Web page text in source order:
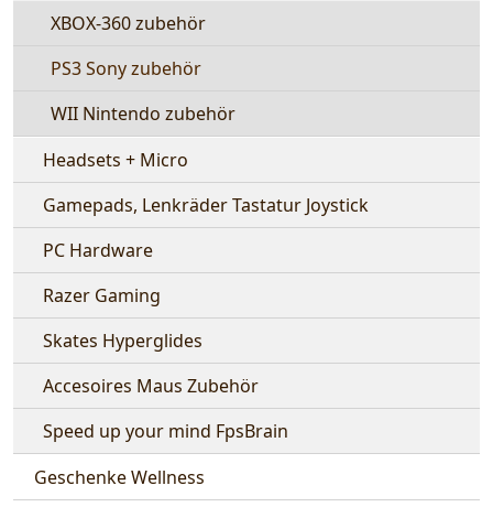
XBOX-360 zubehör
PS3 Sony zubehör
WII Nintendo zubehör
Headsets + Micro
Gamepads, Lenkräder Tastatur Joystick
PC Hardware
Razer Gaming
Skates Hyperglides
Accesoires Maus Zubehör
Speed up your mind FpsBrain
Geschenke Wellness